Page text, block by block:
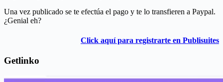
Una vez publicado se te efectúa el pago y te lo transfieren a Paypal.
¿Genial eh?
Click aquí para registrarte en Publisuites
Getlinko